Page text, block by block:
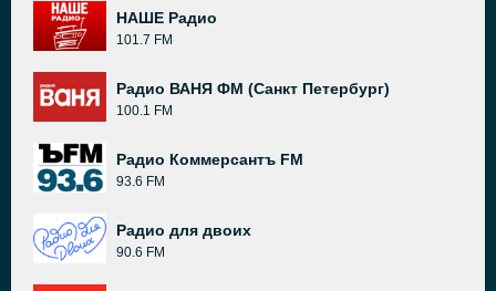
НАШЕ Радио
101.7 FM
Радио ВАНЯ ФМ (Санкт Петербург)
100.1 FM
Радио Коммерсантъ FM
93.6 FM
Радио для двоих
90.6 FM